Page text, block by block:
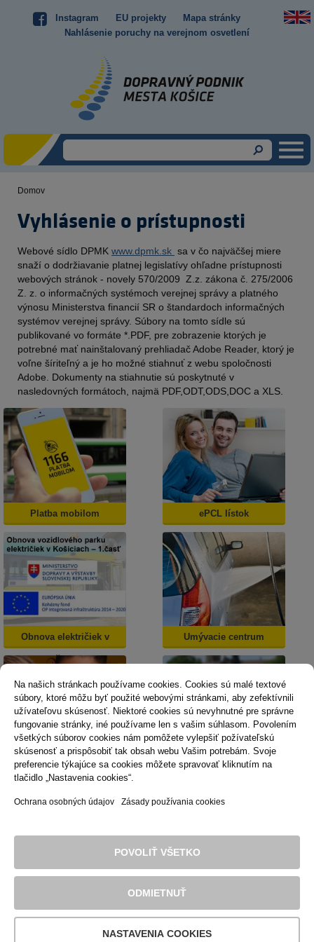
Instagram EU projekty
Mapa stránky
Nahlásenie poruchy na verejnom osvetlení
Domov
Vyhlásenie o prístupnosti
Na našich stránkach používame cookies. Cookies sú malé textové
súbory, ktoré môžu byť použité webovými stránkami, aby zefektívnili
užívateľovu skúsenosť. Niektoré cookies sú nevyhnutné pre správne
fungovanie stránky, iné používame len s vašim súhlasom. Povolením
všetkých súborov cookies nám pomôžete vylepšiť požívateľskú
skúsenosť a prispôsobiť tak obsah webu Vašim potrebám. Svoje
preferencie týkajúce sa cookies môžete spravovať kliknutím na
tlačidlo „Nastavenia cookies“.
Ochrana osobných údajov Zásady používania cookies
NASTAVENIA COOKIES
ODMIETNUŤ
POVOLIŤ VŠETKO
Webové sídlo DPMK www.dpmk.sk sa v čo najväčšej miere
snaží o dodržiavanie platnej legislatívy ohľadne prístupnosti
webových stránok - novely 570/2009 Z.z. zákona č. 275/2006
Z. z. o informačných systémoch verejnej správy a platného
výnosu Ministerstva financií SR o štandardoch informačných
systémov verejnej správy. Súbory na tomto sídle sú
publikované vo formáte *.PDF, pre zobrazenie ktorých je
potrebné mať nainštalovaný prehliadač Adobe Reader, ktorý je
voľne šíriteľný a je ho možné stiahnuť z webu spoločnosti
Adobe. Dokumenty na stiahnutie sú poskytnuté v
nasledovných formátoch, najmä PDF,ODT,ODS,DOC a XLS.
Platba mobilom ePCL lístok
Obnova električiek v
Košiciach
Umývacie centrum
Dopravná psychológia Mestská karta
Zásady používania cookies
© 2016 Dopravný podnik mesta Košice, akciová spoločnosť. Všetky
práva sú vyhradené.